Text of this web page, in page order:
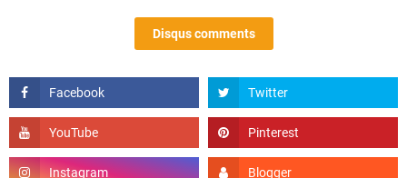
Disqus comments